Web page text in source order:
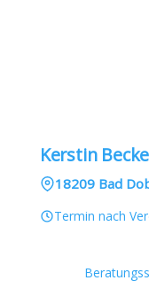
Kerstin
18209 Bad
Termin nach